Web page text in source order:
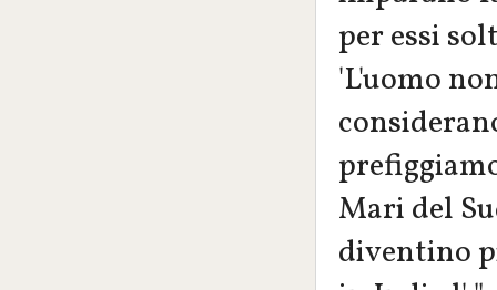
per essi
'L'uomo
Mari del
diventino